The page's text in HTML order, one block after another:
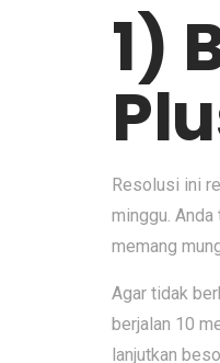
1)
Resolusi ini
minggu.
memang
Agar tidak
berjalan 10
lanjutkan